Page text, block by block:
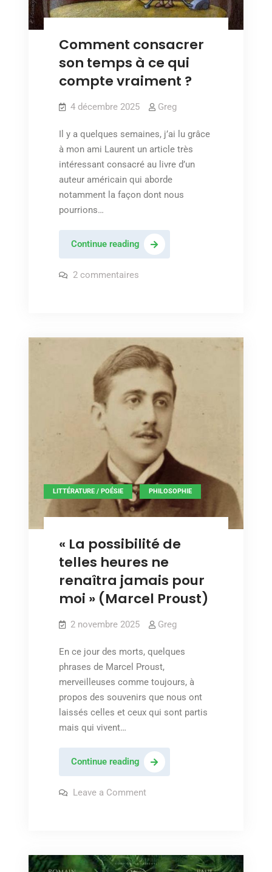
Comment consacrer
son temps à ce qui
compte vraiment ?
4 décembre 2025 Greg
Il y a quelques semaines, j’ai lu grâce
à mon ami Laurent un article très
intéressant consacré au livre d’un
auteur américain qui aborde
notamment la façon dont nous
pourrions…
Continue readingComment
consacrer
compte
vraiment ?
2 commentairessur
qui
compte
vraiment ?
LITTÉRATURE / POÉSIE , PHILOSOPHIE
« La possibilité de
telles heures ne
renaîtra jamais pour
moi » (Marcel Proust)
2 novembre 2025 Greg
En ce jour des morts, quelques
phrases de Marcel Proust,
merveilleuses comme toujours, à
propos des souvenirs que nous ont
laissés celles et ceux qui sont partis
mais qui vivent…
Continue reading« La
possibilité
de
jamais
Leave a Commenton
renaîtra
jamais